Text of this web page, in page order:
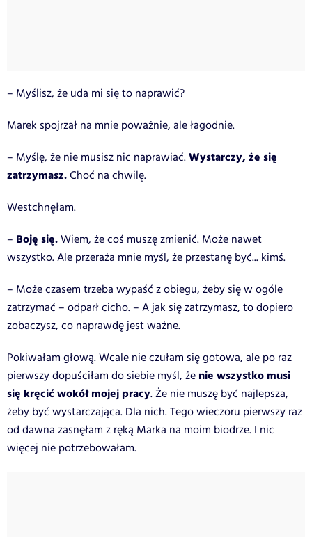
– Myślisz, że uda mi się to naprawić?
Marek spojrzał na mnie poważnie, ale łagodnie.
– Myślę, że nie musisz nic naprawiać.Wystarczy, że się
zatrzymasz.Choć na chwilę.
Westchnęłam.
– Boję się.Wiem, że coś muszę zmienić. Może nawet
wszystko. Ale przeraża mnie myśl, że przestanę być... kimś.
– Może czasem trzeba wypaść z obiegu, żeby się w ogóle
zatrzymać – odparł cicho. – A jak się zatrzymasz, to dopiero
zobaczysz, co naprawdę jest ważne.
Pokiwałam głową. Wcale nie czułam się gotowa, ale po raz
pierwszy dopuściłam do siebie myśl, że nie wszystko musi
się kręcić wokół mojej pracy. Że nie muszę być najlepsza,
żeby być wystarczająca. Dla nich.Tego wieczoru pierwszy raz
od dawna zasnęłam z ręką Marka na moim biodrze. I nic
więcej nie potrzebowałam.